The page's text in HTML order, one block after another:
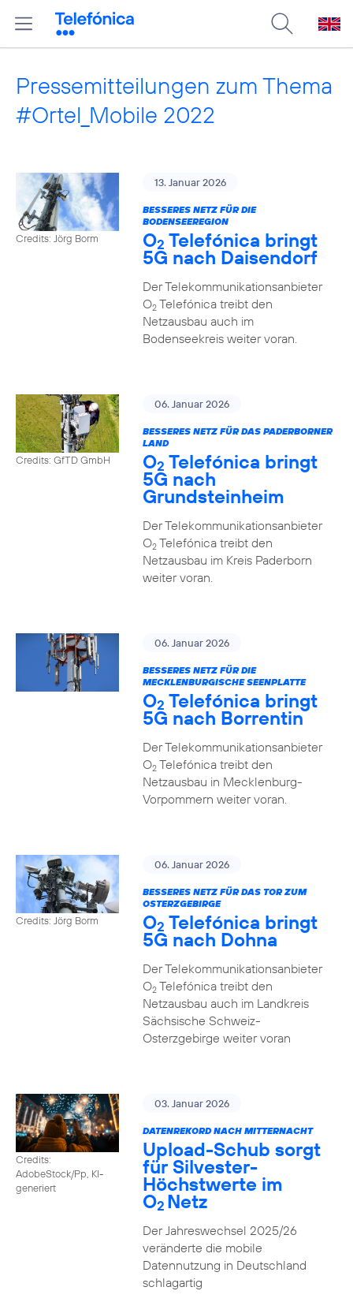
Pressemitteilungen zum Thema
#Ortel_Mobile 2022
Credits: Jörg Borm
13. Januar 2026
BESSERES NETZ FÜR DIE
BODENSEEREGION
O2 Telefónica bringt
5G nach Daisendorf
Der Telekommunikationsanbieter
O2Telefónica treibt den
Netzausbau auch im
Bodenseekreis weiter voran.
Credits: GfTD GmbH
06. Januar 2026
BESSERES NETZ FÜR DAS PADERBORNER
LAND
O2 Telefónica bringt
5G nach
Grundsteinheim
Der Telekommunikationsanbieter
O2Telefónica treibt den
Netzausbau im Kreis Paderborn
weiter voran.
06. Januar 2026
BESSERES NETZ FÜR DIE
MECKLENBURGISCHE SEENPLATTE
O2 Telefónica bringt
5G nach Borrentin
Der Telekommunikationsanbieter
O2Telefónica treibt den
Netzausbau in Mecklenburg-
Vorpommern weiter voran.
Credits: Jörg Borm
06. Januar 2026
BESSERES NETZ FÜR DAS TOR ZUM
OSTERZGEBIRGE
O2 Telefónica bringt
5G nach Dohna
Der Telekommunikationsanbieter
O2Telefónica treibt den
Netzausbau auch im Landkreis
Sächsische Schweiz-
Osterzgebirge weiter voran
Credits:
AdobeStock/Pp, KI-
generiert
03. Januar 2026
DATENREKORD NACH MITTERNACHT
Upload-Schub sorgt
für Silvester-
Höchstwerte im
O2 Netz
Der Jahreswechsel 2025/26
veränderte die mobile
Datennutzung in Deutschland
schlagartig